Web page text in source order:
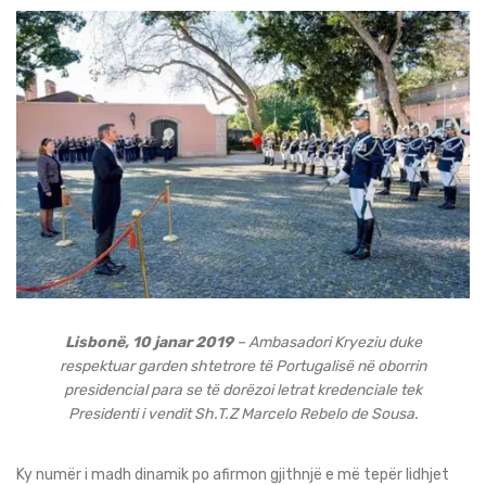
Lisbonë, 10 janar 2019– Ambasadori Kryeziu duke
respektuar garden shtetrore të Portugalisë në oborrin
presidencial para se të dorëzoi letrat kredenciale tek
Presidenti i vendit Sh.T.Z Marcelo Rebelo de Sousa.
Ky numër i madh dinamik po afirmon gjithnjë e më tepër lidhjet